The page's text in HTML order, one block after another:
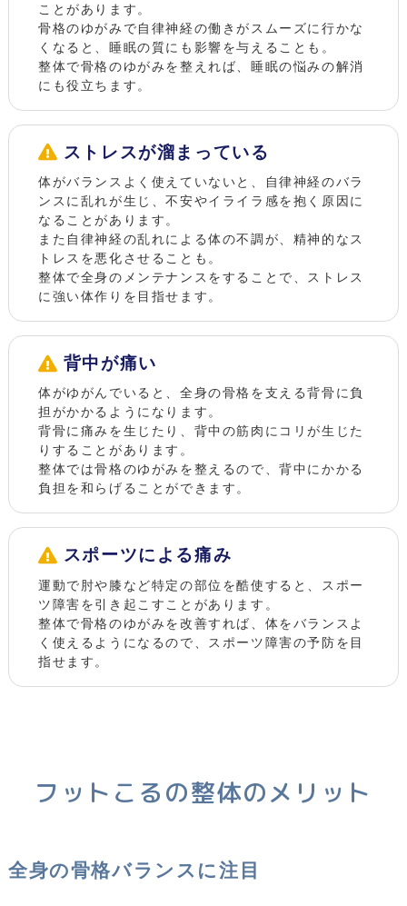
ことがあります。
骨格のゆがみで自律神経の働きがスムーズに行かな
くなると、睡眠の質にも影響を与えることも。
整体で骨格のゆがみを整えれば、睡眠の悩みの解消
にも役立ちます。
ストレスが溜まっている
体がバランスよく使えていないと、自律神経のバラ
ンスに乱れが生じ、不安やイライラ感を抱く原因に
なることがあります。
また自律神経の乱れによる体の不調が、精神的なス
トレスを悪化させることも。
整体で全身のメンテナンスをすることで、ストレス
に強い体作りを目指せます。
背中が痛い
体がゆがんでいると、全身の骨格を支える背骨に負
担がかかるようになります。
背骨に痛みを生じたり、背中の筋肉にコリが生じた
りすることがあります。
整体では骨格のゆがみを整えるので、背中にかかる
負担を和らげることができます。
スポーツによる痛み
運動で肘や膝など特定の部位を酷使すると、スポー
ツ障害を引き起こすことがあります。
整体で骨格のゆがみを改善すれば、体をバランスよ
く使えるようになるので、スポーツ障害の予防を目
指せます。
フットこるの整体のメリット
全身の骨格バランスに注目